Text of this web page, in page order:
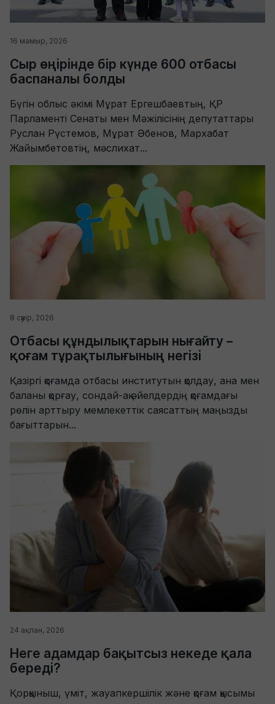
16 мамыр, 2026
Сыр өңірінде бір күнде 600 отбасы
баспаналы болды
Бүгін облыс әкімі Мұрат Ергешбаевтың, ҚР
Парламенті Сенаты мен Мәжілісінің депутаттары
Руслан Рүстемов, Мұрат Әбенов, Мархабат
Жайымбетовтің, мәслихат...
8 сәуір, 2026
Отбасы құндылықтарын нығайту –
қоғам тұрақтылығының негізі
Қазіргі қоғамда отбасы институтын қолдау, ана мен
баланы қорғау, сондай-ақ әйелдердің қоғамдағы
рөлін арттыру мемлекеттік саясаттың маңызды
бағыттарын...
24 ақпан, 2026
Неге адамдар бақытсыз некеде қала
береді?
Қорқыныш, үміт, жауапкершілік және қоғам қысымы